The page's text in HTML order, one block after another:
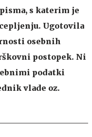
s katerim je
cepljenju. Ugotovila
osebnih
postopek. Ni
podatki
vlade oz.